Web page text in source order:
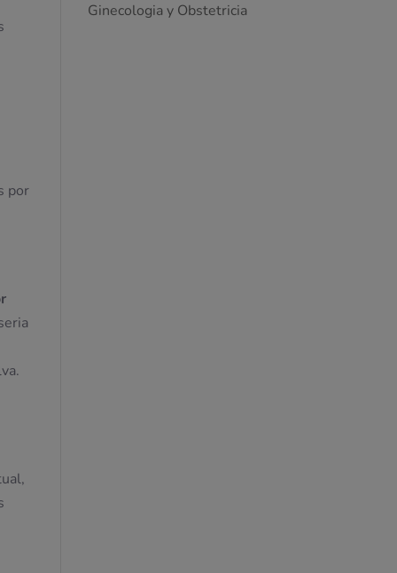
por
Ginecologia y Obstetricia